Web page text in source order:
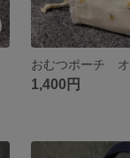
おむつポーチ オ
1,400円